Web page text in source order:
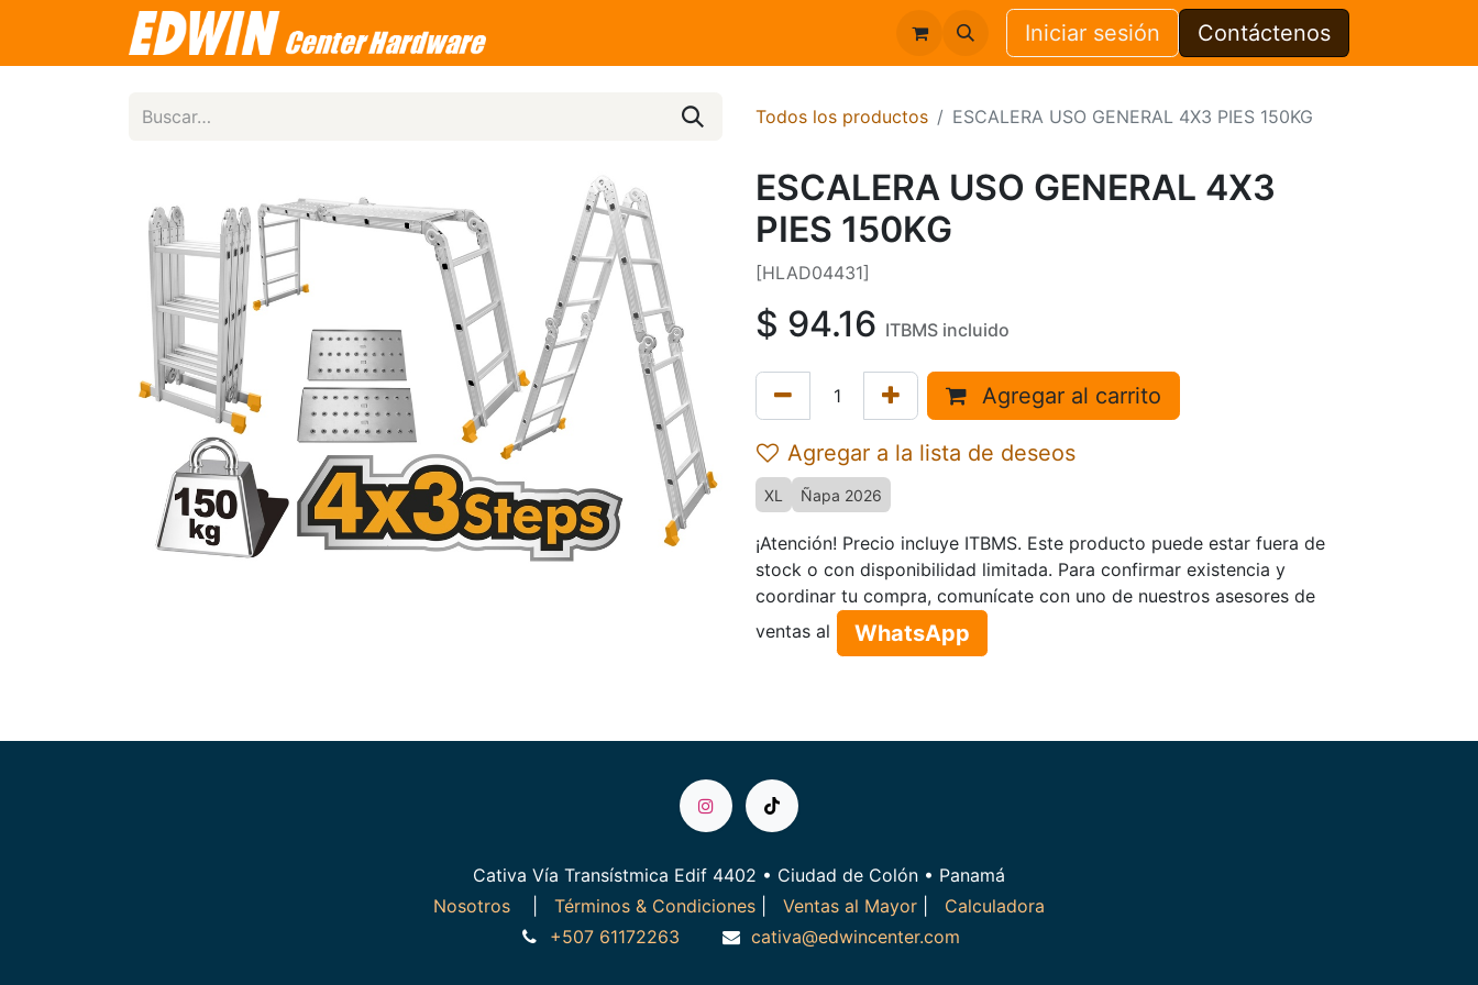
Iniciar sesión Contáctenos
Todos los productos ESCALERA USO GENERAL 4X3 PIES 150KG
ESCALERA USO GENERAL 4X3
PIES 150KG
[HLAD04431]
$ 94.16 ITBMS incluido
Agregar al carrito
Agregar a la lista de deseos
XL Ñapa 2026
¡Atención! Precio incluye ITBMS. Este producto puede estar fuera de
stock o con disponibilidad limitada. Para confirmar existencia y
coordinar tu compra, comunícate con uno de nuestros asesores de
ventas al
WhatsApp​​​​
Cativa Vía Transístmica Edif 4402 • Ciudad de Colón • Panamá
Nosotros
Términos & Condiciones Ventas al Mayor
Calculadora
+507 61172263
cativa@edwincenter.com